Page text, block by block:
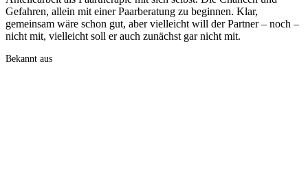
Gefahren, allein mit einer Paarberatung zu beginnen. Klar,
gemeinsam wäre schon gut, aber vielleicht will der Partner – noch –
nicht mit, vielleicht soll er auch zunächst gar nicht mit.
Bekannt aus